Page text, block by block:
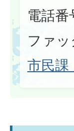
電話
ファ
市民課